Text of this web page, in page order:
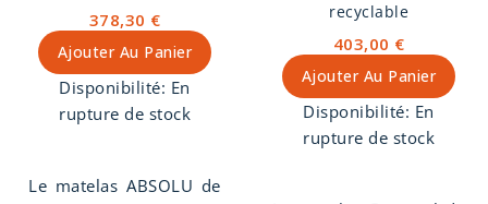
378,30 €
Ajouter Au Panier
Disponibilité: En
rupture de stock
Le matelas ABSOLU de
recyclable
403,00 €
Ajouter Au Panier
Disponibilité: En
rupture de stock